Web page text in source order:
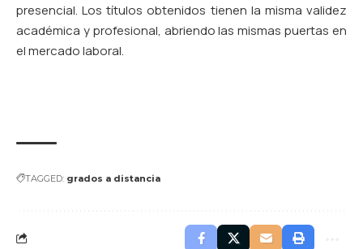
presencial. Los títulos obtenidos tienen la misma validez
académica y profesional, abriendo las mismas puertas en
el mercado laboral.
TAGGED: grados a distancia